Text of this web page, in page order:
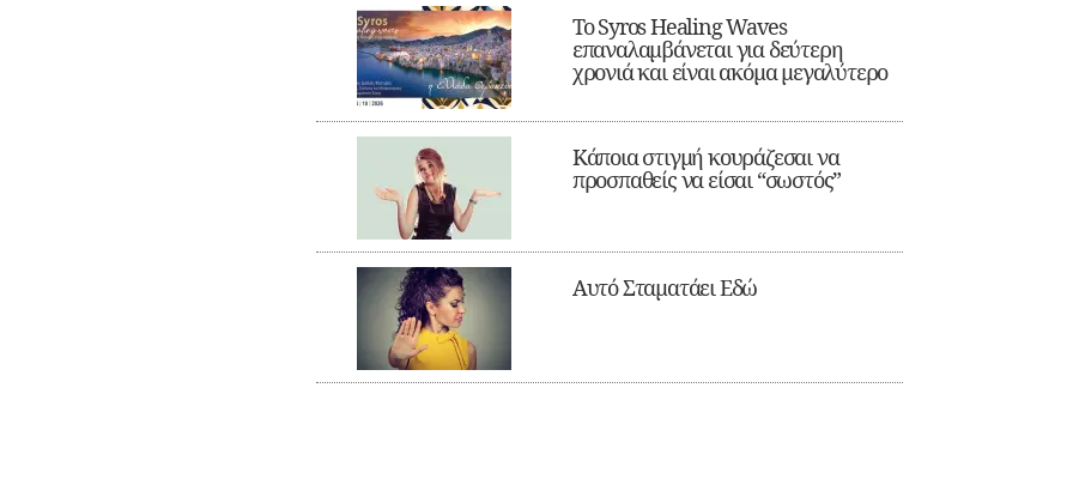
Το Syros Healing Waves
επαναλαμβάνεται για δεύτερη
χρονιά και είναι ακόμα μεγαλύτερο
Κάποια στιγμή κουράζεσαι να
προσπαθείς να είσαι “σωστός”
Αυτό Σταματάει Εδώ